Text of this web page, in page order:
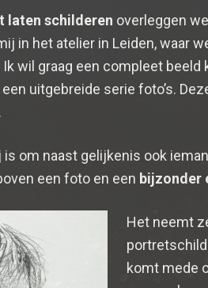
laten schilderen overleggen
in het atelier in Leiden, waar
wil graag een compleet beeld
uitgebreide serie foto’s.
is om naast gelijkenis ook
een foto en een bijzonder
Het neemt
komt mede